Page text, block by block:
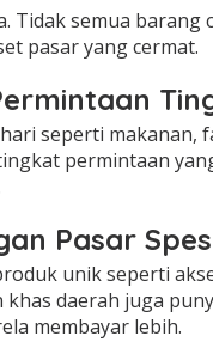
Tidak semua
pasar yang cermat.
seperti makanan,
permintaan
Pasar
unik seperti
daerah juga
membayar lebih.